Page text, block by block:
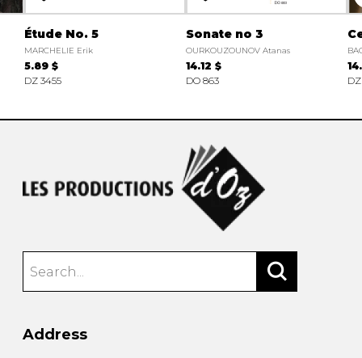
Étude No. 5
MARCHELIE Erik
5.89 $
DZ 3455
Sonate no 3
OURKOUZOUNOV Atanas
14.12 $
DO 863
Address